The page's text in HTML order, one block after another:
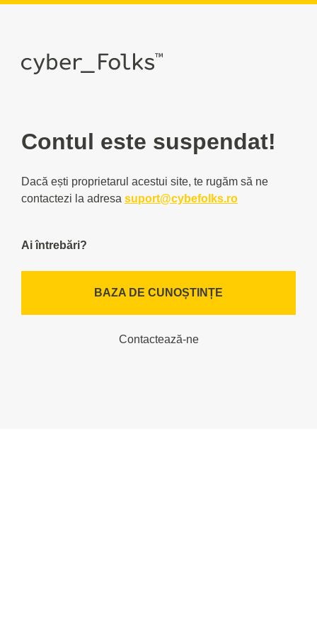
Contul este suspendat!
Dacă ești proprietarul acestui site, te rugăm să ne
contactezi la adresa suport@cybefolks.ro
Ai întrebări?
BAZA DE CUNOȘTINȚE
Contactează-ne